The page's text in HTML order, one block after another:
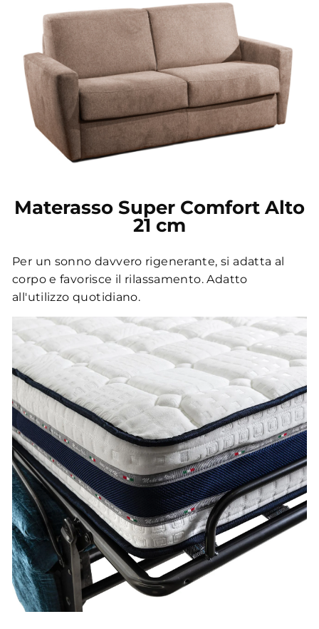
Materasso Super Comfort Alto
21 cm
Per un sonno davvero rigenerante, si adatta al
corpo e favorisce il rilassamento. Adatto
all'utilizzo quotidiano.